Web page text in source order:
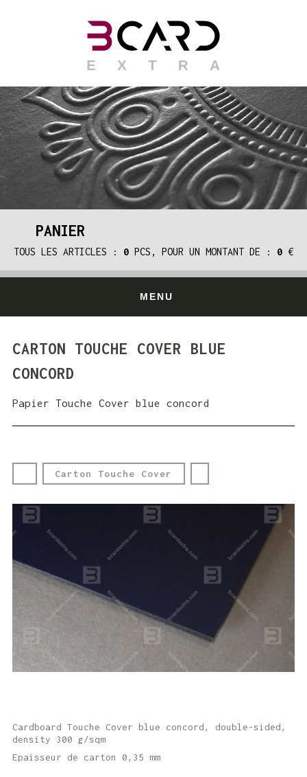
PANIER
TOUS LES ARTICLES : 0 PCS, POUR UN MONTANT DE : 0 €
MENU
CARTON TOUCHE COVER BLUE
CONCORD
Papier Touche Cover blue concord
Carton Touche Cover
Cardboard Touche Cover blue concord, double-sided,
density 300 g/sqm
Epaisseur de carton 0,35 mm